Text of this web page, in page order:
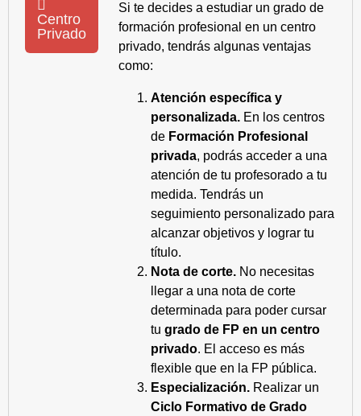
Centro
Privado
Si te decides a estudiar un grado de
formación profesional en un centro
privado, tendrás algunas ventajas
como:
Atención específica y
personalizada. En los centros
de Formación Profesional
privada, podrás acceder a una
atención de tu profesorado a tu
medida. Tendrás un
seguimiento personalizado para
alcanzar objetivos y lograr tu
título.
Nota de corte. No necesitas
llegar a una nota de corte
determinada para poder cursar
tu grado de FP en un centro
privado. El acceso es más
flexible que en la FP pública.
Especialización. Realizar un
Ciclo Formativo de Grado